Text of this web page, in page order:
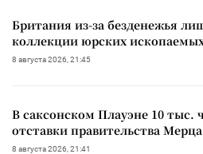
Британия из-за безденежья
коллекции юрских
8 августа 2026, 21:45
В саксонском Плауэне 10 тыс.
отставки правительства Мерца
8 августа 2026, 21:41